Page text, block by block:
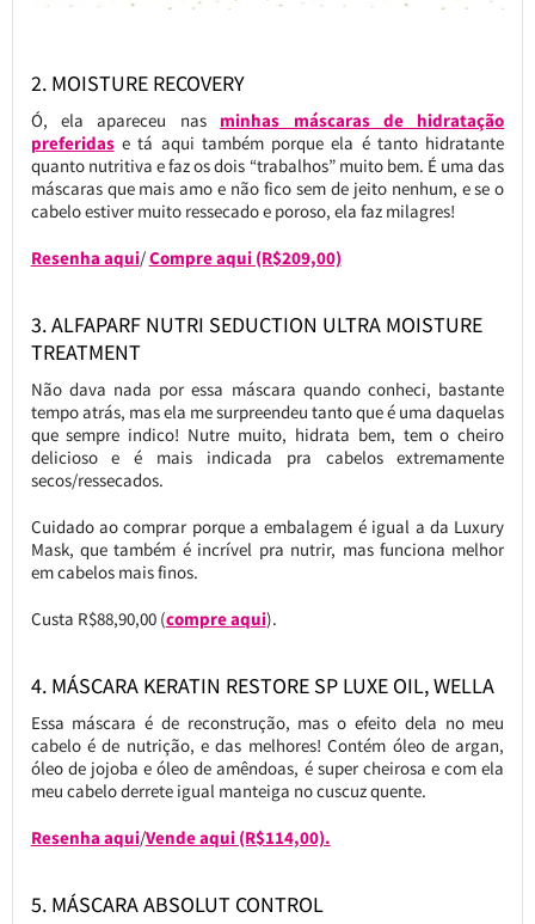
2. MOISTURE RECOVERY
Ó, ela apareceu nas minhas máscaras de hidratação
preferidase tá aqui também porque ela é tanto hidratante
quanto nutritiva e faz os dois “trabalhos” muito bem. É uma das
máscaras que mais amo e não fico sem de jeito nenhum, e se o
cabelo estiver muito ressecado e poroso, ela faz milagres!
Resenha aqui/Compre aqui (R$209,00)
3. ALFAPARF NUTRI SEDUCTION ULTRA MOISTURE
TREATMENT
Não dava nada por essa máscara quando conheci, bastante
tempo atrás, mas ela me surpreendeu tanto que é uma daquelas
que sempre indico! Nutre muito, hidrata bem, tem o cheiro
delicioso e é mais indicada pra cabelos extremamente
secos/ressecados.
Cuidado ao comprar porque a embalagem é igual a da Luxury
Mask, que também é incrível pra nutrir, mas funciona melhor
em cabelos mais finos.
Custa R$88,90,00 (compre aqui).
4. MÁSCARA KERATIN RESTORE SP LUXE OIL, WELLA
Essa máscara é de reconstrução, mas o efeito dela no meu
cabelo é de nutrição, e das melhores! Contém óleo de argan,
óleo de jojoba e óleo de amêndoas, é super cheirosa e com ela
meu cabelo derrete igual manteiga no cuscuz quente.
Resenha aqui/Vende aqui (R$114,00).
5. MÁSCARA ABSOLUT CONTROL